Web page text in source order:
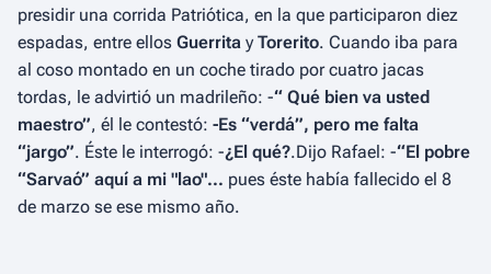
presidir una corrida Patriótica, en la que participaron diez
espadas, entre ellos Guerrita yTorerito. Cuando iba para
al coso montado en un coche tirado por cuatro jacas
tordas, le advirtió un madrileño: -“ Qué bien va usted
maestro”, él le contestó: -Es “verdá”, pero me falta
“jargo”. Éste le interrogó: -¿El qué?.Dijo Rafael: -“El pobre
“Sarvaó” aquí a mi "lao"... pues éste había fallecido el 8
de marzo se ese mismo año.